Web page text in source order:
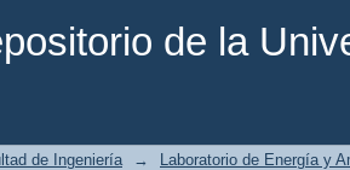
de la
de Ingeniería → Laboratorio de Energía y